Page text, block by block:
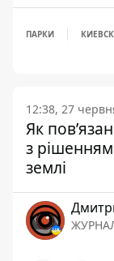
ПАРКИ
12:38, 27
Як
з
землі